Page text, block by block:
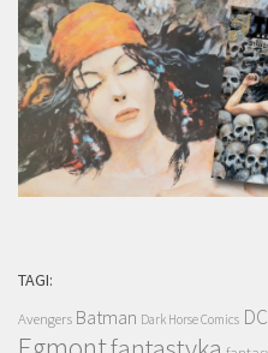
TAGI:
Avengers Batman Dark Horse Comics DC